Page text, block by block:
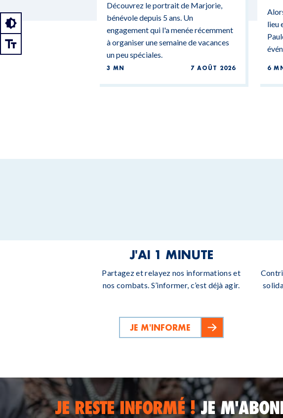
Découvrez le portrait de Marjorie,
bénévole depuis 5 ans. Un
engagement qui l'a menée récemment
à organiser une semaine de vacances
un peu spéciales.
3 MN 7 AOÛT 2026
lieu
6 MN
J'AI 1 MINUTE
Partagez et relayez nos informations et
nos combats. S’informer, c’est déjà agir.
JE M'INFORME
JE RESTE INFORMÉ !JE